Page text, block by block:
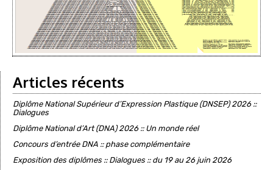
Articles récents
Diplôme National Supérieur d’Expression Plastique (DNSEP) 2026 ::
Dialogues
Diplôme National d’Art (DNA) 2026 :: Un monde réel
Concours d’entrée DNA :: phase complémentaire
Exposition des diplômes :: Dialogues :: du 19 au 26 juin 2026